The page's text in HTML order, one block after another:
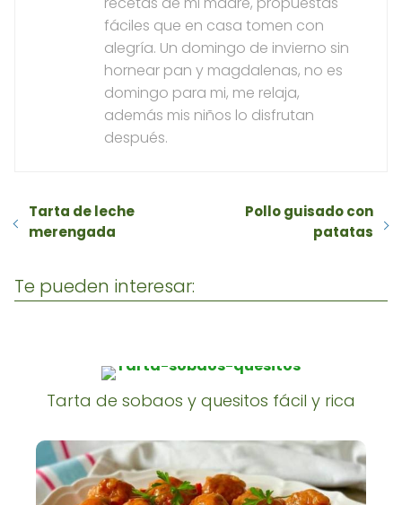
fáciles que en casa tomen con
alegría. Un domingo de invierno sin
hornear pan y magdalenas, no es
domingo para mi, me relaja,
además mis niños lo disfrutan
después.
Tarta de leche
merengada
Pollo guisado con
patatas
Te pueden interesar:
Tarta de sobaos y quesitos fácil y rica